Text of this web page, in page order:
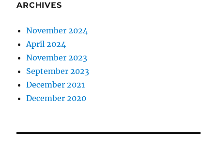
ARCHIVES
November 2024
April 2024
November 2023
September 2023
December 2021
December 2020